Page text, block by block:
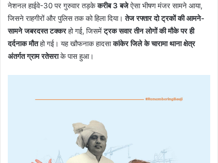
नेशनल हाईवे-30 पर गुरुवार तड़केकरीब 3 बजेऐसा भीषण मंजर सामने आया,
जिसने राहगीरों और पुलिस तक को हिला दिया।तेज रफ्तार दो ट्रकों की आमने-
सामने जबरदस्त टक्करहो गई, जिसमेंट्रक सवार तीन लोगों की मौके पर ही
दर्दनाक मौतहो गई। यह खौफनाक हादसाकांकेर जिले के चारामा थाना क्षेत्र
अंतर्गत ग्राम रतेसराके पास हुआ।